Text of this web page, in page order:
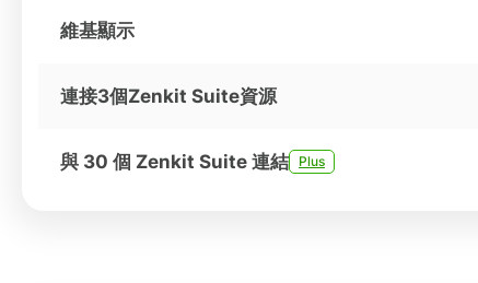
維基顯示
連接3個Zenkit Suite資源
與 30 個 Zenkit Suite 連結 Plus